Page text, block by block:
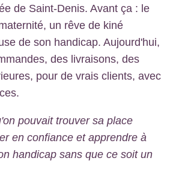
de Saint-Denis. Avant ça : le
un rêve de kiné
de son handicap. Aujourd'hui,
des livraisons, des
pour de vrais clients, avec
pouvait trouver sa place
en confiance et apprendre à
handicap sans que ce soit un